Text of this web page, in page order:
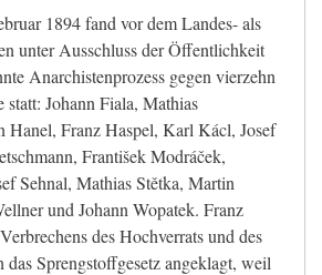
1894 fand vor dem Landes- als
unter Ausschluss der Öffentlichkeit
Anarchistenprozess gegen vierzehn
statt: Johann Fiala, Mathias
Hanel, Franz Haspel, Karl Kácl, Josef
František Modráček,
Sehnal, Mathias Stětka, Martin
und Johann Wopatek. Franz
des Hochverrats und des
das Sprengstoffgesetz angeklagt, weil